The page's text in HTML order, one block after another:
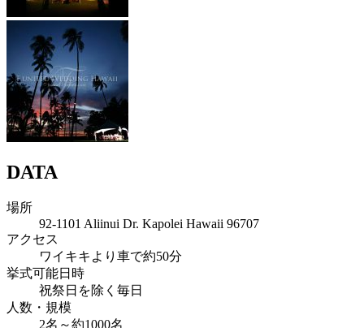
DATA
場所
92-1101 Aliinui Dr. Kapolei Hawaii 96707
アクセス
ワイキキより車で約50分
挙式可能日時
祝祭日を除く毎日
人数・規模
2名～約1000名